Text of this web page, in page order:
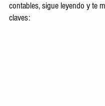
contables, sigue leyendo y te
claves: